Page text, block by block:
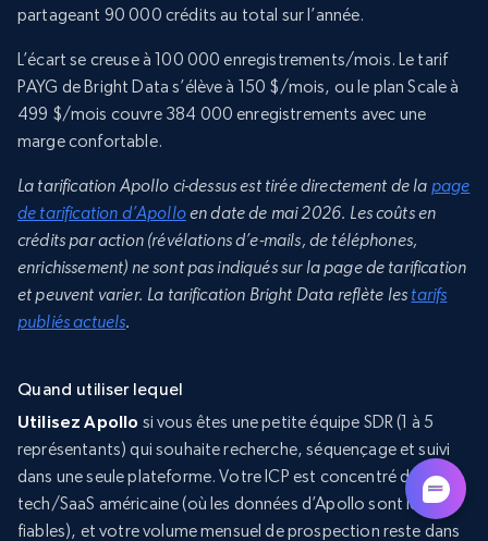
partageant 90 000 crédits au total sur l’année.
L’écart se creuse à 100 000 enregistrements/mois. Le tarif
PAYG de Bright Data s’élève à 150 $/mois, ou le plan Scale à
499 $/mois couvre 384 000 enregistrements avec une
marge confortable.
La tarification Apollo ci-dessus est tirée directement de la page
de tarification d’Apolloen date de mai 2026. Les coûts en
crédits par action (révélations d’e-mails, de téléphones,
enrichissement) ne sont pas indiqués sur la page de tarification
et peuvent varier. La tarification Bright Data reflète les tarifs
publiés actuels.
Quand utiliser lequel
Utilisez Apollo si vous êtes une petite équipe SDR (1 à 5
représentants) qui souhaite recherche, séquençage et suivi
dans une seule plateforme. Votre ICP est concentré dans la
tech/SaaS américaine (où les données d’Apollo sont les plus
fiables), et votre volume mensuel de prospection reste dans